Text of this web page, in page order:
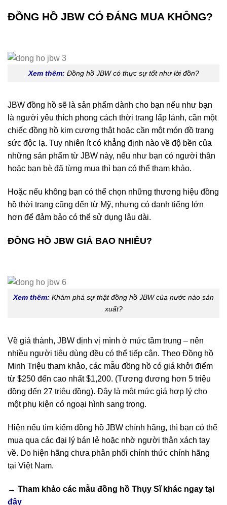
ĐỒNG HỒ JBW CÓ ĐÁNG MUA KHÔNG?
Xem thêm: Đồng hồ JBW có thực sự tốt như lời đồn?
JBW đồng hồ sẽ là sản phẩm dành cho bạn nếu như bạn
là người yêu thích phong cách thời trang lấp lánh, cần một
chiếc đồng hồ kim cương thật hoặc cần một món đồ trang
sức độc lạ. Tuy nhiên ít có khẳng định nào về độ bền của
những sản phẩm từ JBW này, nếu như bạn có người thân
hoặc bạn bè đã từng mua thì bạn có thể tham khảo.
Hoặc nếu không bạn có thể chọn những thương hiệu đồng
hồ thời trang cũng đến từ Mỹ, nhưng có danh tiếng lớn
hơn để đảm bảo có thể sử dụng lâu dài.
ĐỒNG HỒ JBW GIÁ BAO NHIÊU?
Xem thêm: Khám phá sự thật đồng hồ JBW của nước nào sản
xuất?
Về giá thành, JBW định vị mình ở mức tầm trung – nên
nhiều người tiêu dùng đều có thể tiếp cận. Theo Đồng hồ
Minh Triệu tham khảo, các mẫu đồng hồ có giá khởi điểm
từ $250 đến cao nhất $1,200. (Tương đương hơn 5 triệu
đồng đến 27 triệu đồng). Đây là một mức giá hợp lý cho
một phụ kiện có ngoại hình sang trọng.
Hiện nếu tìm kiếm đồng hồ JBW chính hãng, thì bạn có thể
mua qua các đại lý bán lẻ hoặc nhờ người thân xách tay
về. Do hiện hãng chưa phân phối chính thức chính hãng
tại Việt Nam.
→ Tham khảo các mẫu đồng hồ Thụy Sĩkhác ngay tại
đây